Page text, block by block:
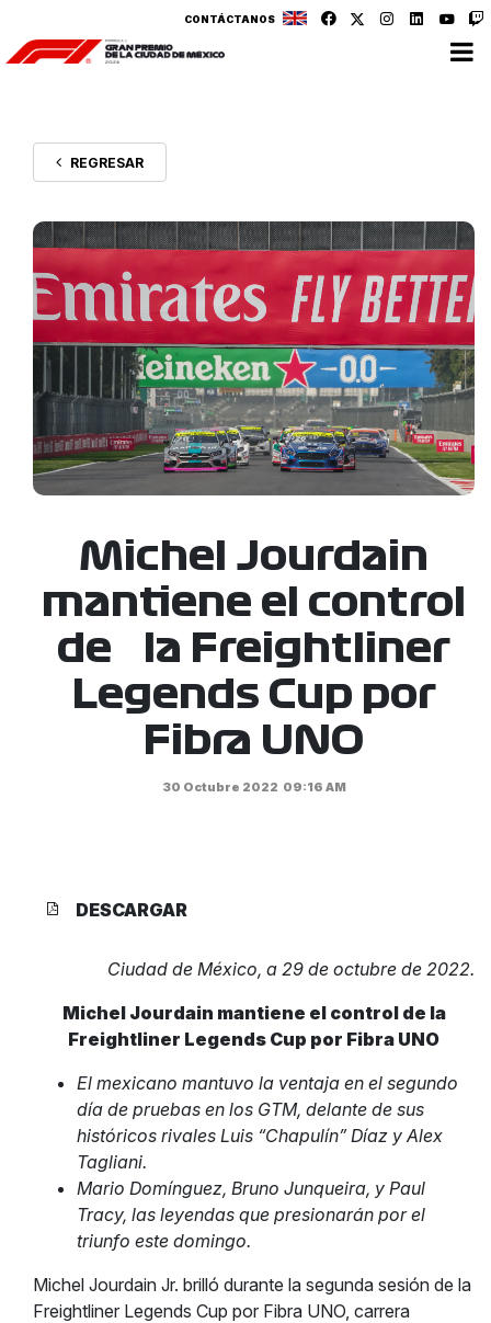
CONTÁCTANOS
REGRESAR
Michel Jourdain
mantiene el control
de la Freightliner
Legends Cup por
Fibra UNO
30 Octubre 2022 09:16 AM
DESCARGAR
Ciudad de México, a 29 de octubre de 2022.
Michel Jourdain mantiene el control de la
Freightliner Legends Cup por Fibra UNO
El mexicano mantuvo la ventaja en el segundo
día de pruebas en los GTM, delante de sus
históricos rivales Luis “Chapulín” Díaz y Alex
Tagliani.
Mario Domínguez, Bruno Junqueira, y Paul
Tracy, las leyendas que presionarán por el
triunfo este domingo.
Michel Jourdain Jr. brilló durante la segunda sesión de la
Freightliner Legends Cup por Fibra UNO, carrera